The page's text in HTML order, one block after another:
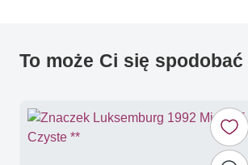
To może Ci się spodobać